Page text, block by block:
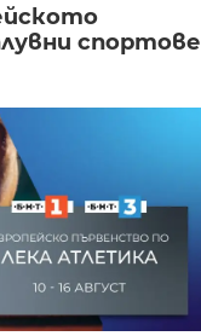
спортове